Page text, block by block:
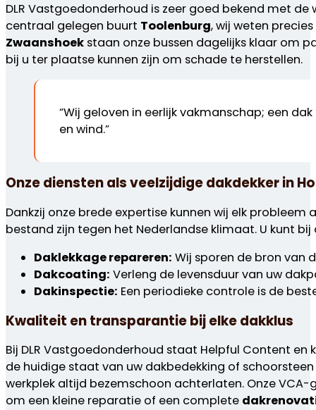
DLR Vastgoedonderhoud is zeer goed bekend met
centraal gelegen buurt Toolenburg, wij weten
Zwaanshoek staan onze bussen dagelijks klaar om
bij u ter plaatse kunnen zijn om schade te herstellen.
“Wij geloven in eerlijk vakmanschap; een
en wind.”
Onze diensten als veelzijdige dakdekker in
Dankzij onze brede expertise kunnen wij elk
bestand zijn tegen het Nederlandse klimaat. U kunt
Daklekkage repareren: Wij sporen de bron van
Dakcoating: Verleng de levensduur van uw
Dakinspectie: Een periodieke controle is de
Kwaliteit en transparantie bij elke dakklus
Bij DLR Vastgoedonderhoud staat Helpful Content
de huidige staat van uw dakbedekking of
werkplek altijd bezemschoon achterlaten. Onze
om een kleine reparatie of een complete